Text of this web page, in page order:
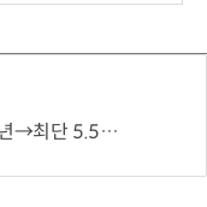
AI 특화대학원 도약도